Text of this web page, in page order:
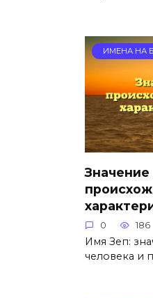
ИМЕНА НА
0 186
Имя Зеп:
человека и